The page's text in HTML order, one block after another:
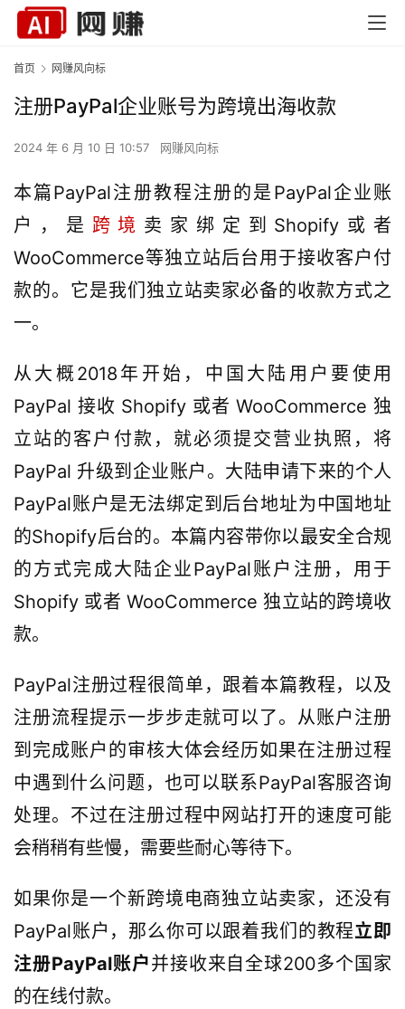
首页 网赚风向标
注册PayPal企业账号为跨境出海收款
2024 年 6 月 10 日 10:57 网赚风向标
本篇PayPal注册教程注册的是PayPal企业账
户，是 跨境 卖家绑定到Shopify或者
WooCommerce等独立站后台用于接收客户付
款的。它是我们独立站卖家必备的收款方式之
一。
从大概2018年开始，中国大陆用户要使用
PayPal 接收 Shopify 或者 WooCommerce 独
立站的客户付款，就必须提交营业执照，将
PayPal 升级到企业账户。大陆申请下来的个人
PayPal账户是无法绑定到后台地址为中国地址
的Shopify后台的。本篇内容带你以最安全合规
的方式完成大陆企业PayPal账户注册，用于
Shopify 或者 WooCommerce 独立站的跨境收
款。
PayPal注册过程很简单，跟着本篇教程，以及
注册流程提示一步步走就可以了。从账户注册
到完成账户的审核大体会经历如果在注册过程
中遇到什么问题，也可以联系PayPal客服咨询
处理。不过在注册过程中网站打开的速度可能
会稍稍有些慢，需要些耐心等待下。
如果你是一个新跨境电商独立站卖家，还没有
PayPal账户，那么你可以跟着我们的教程立即
注册PayPal账户并接收来自全球200多个国家
的在线付款。